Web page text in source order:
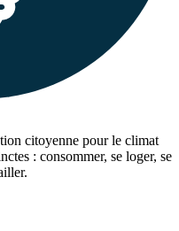
citoyenne pour le climat
: consommer, se loger, se